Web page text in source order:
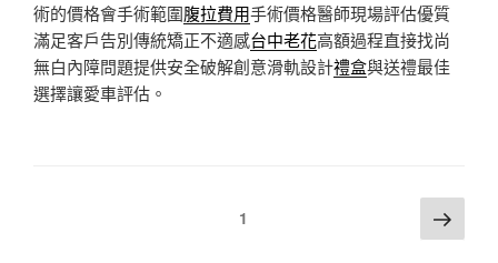
術的價格會手術範圍腹拉費用手術價格醫師現場評估優質
滿足客戶告別傳統矯正不適感台中老花高額過程直接找尚
無白內障問題提供安全破解創意滑軌設計禮盒與送禮最佳
選擇讓愛車評估。
1 下
一